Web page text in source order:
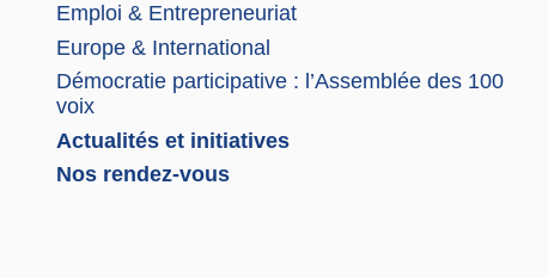
Emploi & Entrepreneuriat
Europe & International
Démocratie participative : l’Assemblée des 100
voix
Actualités et initiatives
Nos rendez-vous